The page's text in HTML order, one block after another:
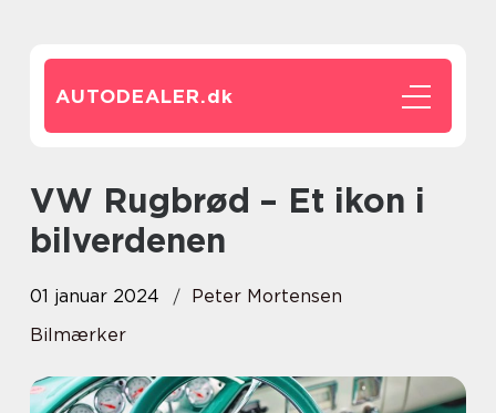
AUTODEALER.dk
VW Rugbrød – Et ikon i
bilverdenen
01 januar 2024
Peter Mortensen
Bilmærker